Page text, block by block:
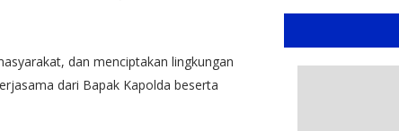
dan menciptakan lingkungan
dari Bapak Kapolda beserta